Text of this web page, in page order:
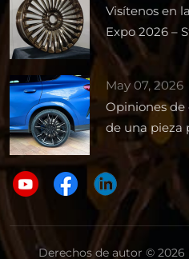
Visítenos en
Expo 2026 –
May 07, 2026
Opiniones de
de una pieza
Derechos de autor ©